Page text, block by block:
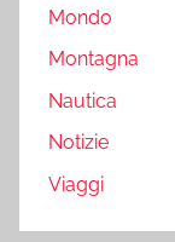
Mondo
Montagna
Nautica
Notizie
Viaggi